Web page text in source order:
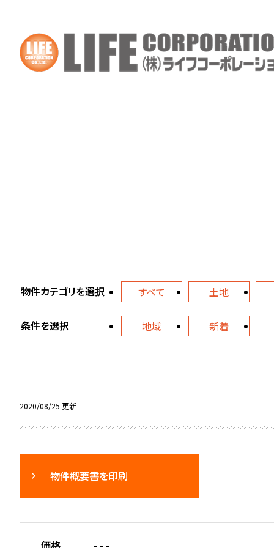
物件カテゴリを選択 すべて 土地
条件を選択 地域 新着
2020/08/25 更新
物件概要書を印刷
価格 - - -